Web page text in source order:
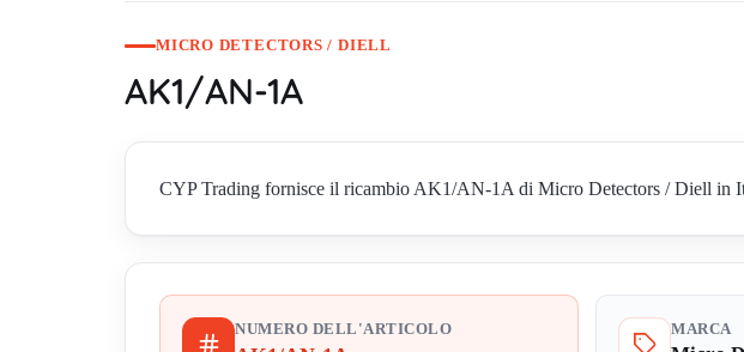
MICRO DETECTORS / DIELL
AK1/AN-1A
CYP Trading fornisce il ricambio AK1/AN-1A di Micro Detectors / Diell in
NUMERO DELL'ARTICOLO MARCA